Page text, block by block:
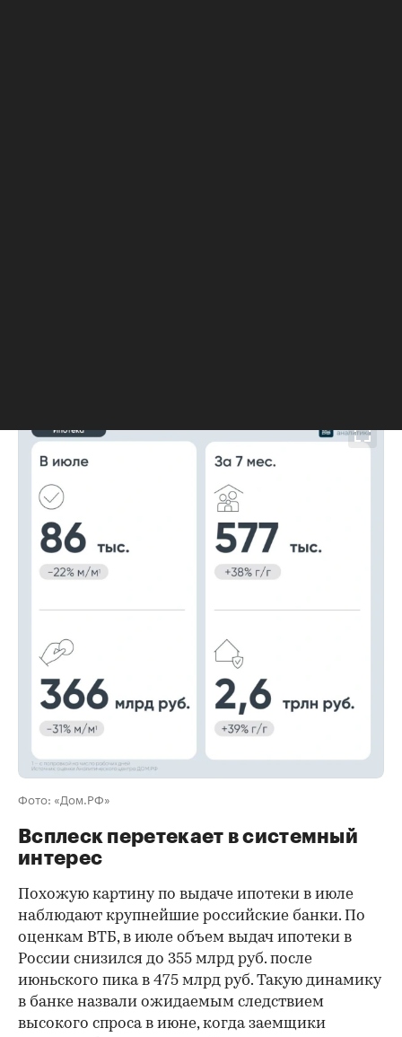
Фото: «Дом.РФ»
Всплеск перетекает в системный
интерес
Похожую картину по выдаче ипотеки в июле
наблюдают крупнейшие российские банки. По
оценкам ВТБ, в июле объем выдач ипотеки в
России снизился до 355 млрд руб. после
июньского пика в 475 млрд руб. Такую динамику
в банке назвали ожидаемым следствием
высокого спроса в июне, когда заемщики